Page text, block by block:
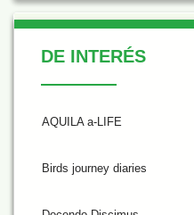
De Interés
DE INTERÉS
AQUILA a-LIFE
Birds journey diaries